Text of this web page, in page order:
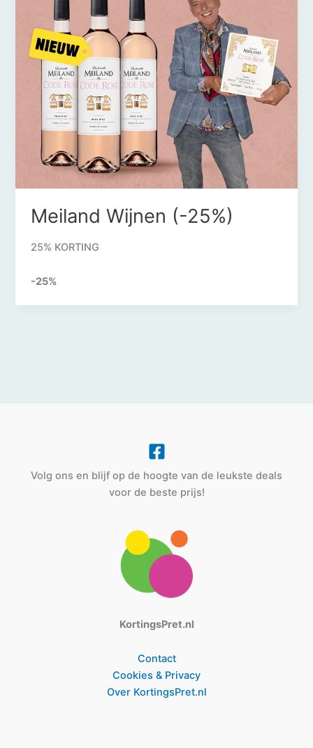
Meiland Wijnen (-25%)
25% KORTING
-25%
Volg ons en blijf op de hoogte van de leukste deals
voor de beste prijs!
KortingsPret.nl
Contact
Cookies & Privacy
Over KortingsPret.nl